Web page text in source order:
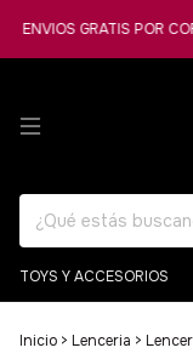
GRATIS POR
TOYS Y ACCESORIOS
Inicio > Lenceria >